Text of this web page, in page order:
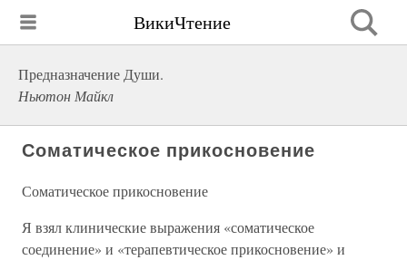
ВикиЧтение
Предназначение Души.
Ньютон Майкл
Соматическое прикосновение
Соматическое прикосновение
Я взял клинические выражения «соматическое
соединение» и «терапевтическое прикосновение» и